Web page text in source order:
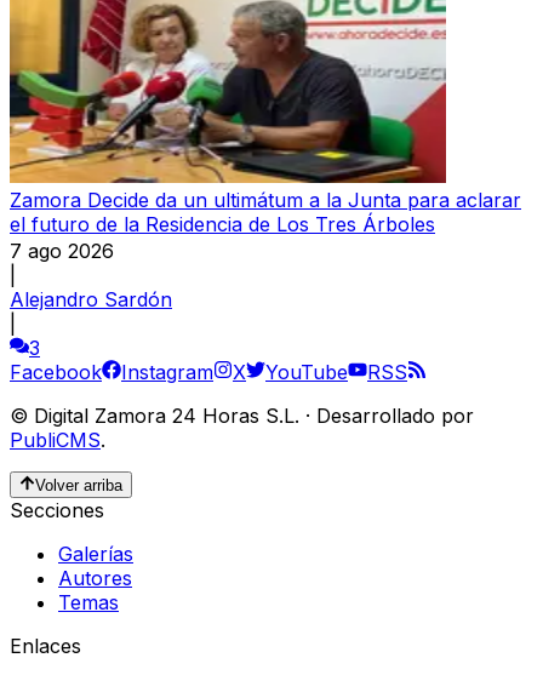
Zamora Decide da un ultimátum a la Junta para aclarar
el futuro de la Residencia de Los Tres Árboles
7 ago 2026
Alejandro Sardón
3
Facebook
Instagram X YouTube
RSS
© Digital Zamora 24 Horas S.L. · Desarrollado por
PubliCMS.
Volver arriba
Secciones
Galerías
Autores
Temas
Enlaces